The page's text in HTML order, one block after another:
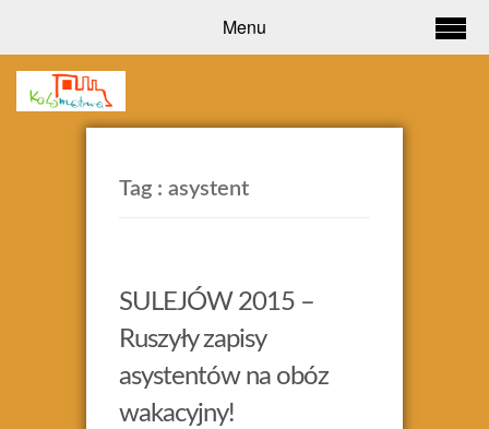
Menu
Tag : asystent
SULEJÓW 2015 –
Ruszyły zapisy
asystentów na obóz
wakacyjny!